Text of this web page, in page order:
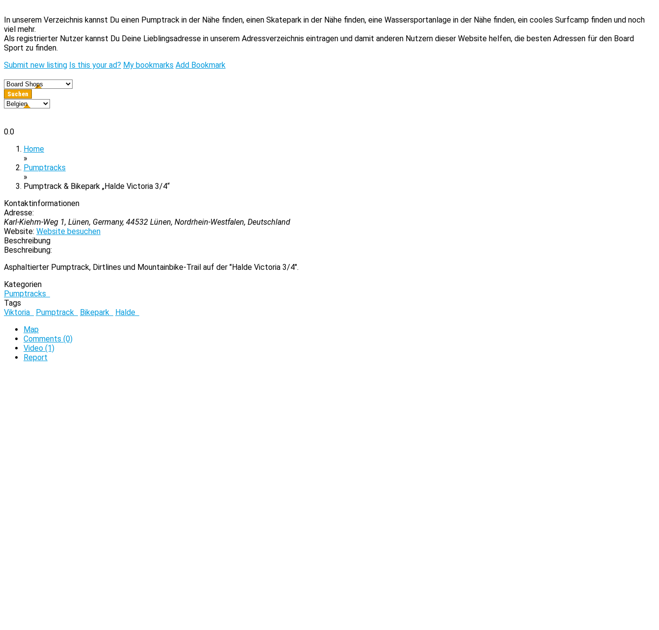
In unserem Verzeichnis kannst Du einen Pumptrack in der Nähe finden, einen Skatepark in der Nähe finden, eine Wassersportanlage in der Nähe finden, ein cooles Surfcamp finden und noch
viel mehr.
Als registrierter Nutzer kannst Du Deine Lieblingsadresse in unserem Adressverzeichnis eintragen und damit anderen Nutzern dieser Website helfen, die besten Adressen für den Board
Sport zu finden.
Submit new listing Is this your ad? My bookmarks Add Bookmark
0.0
Home
»
Pumptracks
»
Pumptrack & Bikepark „Halde Victoria 3/4“
Kontaktinformationen
Adresse:
Karl-Kiehm-Weg 1, Lünen, Germany, 44532 Lünen, Nordrhein-Westfalen, Deutschland
Website: Website besuchen
Beschreibung
Beschreibung:
Asphaltierter Pumptrack, Dirtlines und Mountainbike-Trail auf der "Halde Victoria 3/4".
Kategorien
Pumptracks
Tags
Viktoria
Pumptrack Bikepark
Halde
Map
Comments (0)
Video (1)
Report